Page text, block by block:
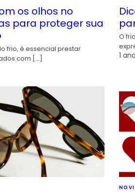
os olhos no
para proteger sua
frio, é essencial prestar
com […]
O
1